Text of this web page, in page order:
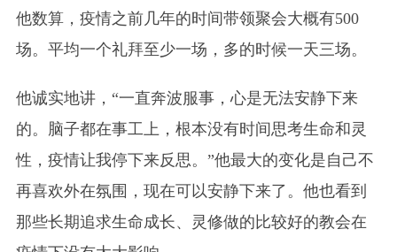
他数算，疫情之前几年的时间带领聚会大概有500
场。平均一个礼拜至少一场，多的时候一天三场。
他诚实地讲，“一直奔波服事，心是无法安静下来
的。脑子都在事工上，根本没有时间思考生命和灵
性，疫情让我停下来反思。”他最大的变化是自己不
再喜欢外在氛围，现在可以安静下来了。他也看到
那些长期追求生命成长、灵修做的比较好的教会在